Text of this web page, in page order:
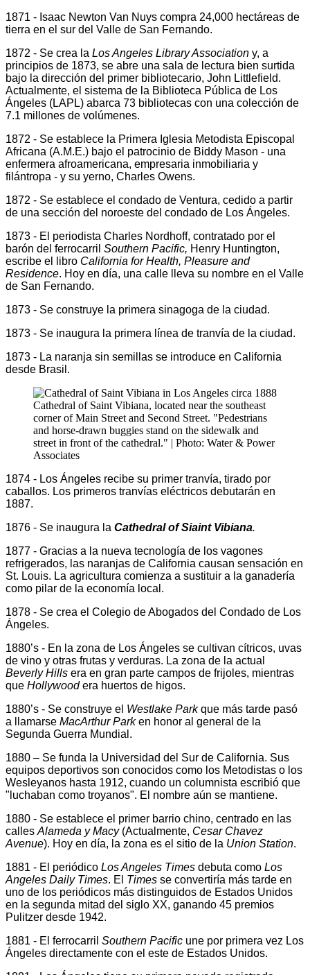
1871 - Isaac Newton Van Nuys compra 24,000 hectáreas de
tierra en el sur del Valle de San Fernando.
1872 - Se crea la Los Angeles Library Association y, a
principios de 1873, se abre una sala de lectura bien surtida
bajo la dirección del primer bibliotecario, John Littlefield.
Actualmente, el sistema de la Biblioteca Pública de Los
Ángeles (LAPL) abarca 73 bibliotecas con una colección de
7.1 millones de volúmenes.
1872 - Se establece la Primera Iglesia Metodista Episcopal
Africana (A.M.E.) bajo el patrocinio de Biddy Mason - una
enfermera afroamericana, empresaria inmobiliaria y
filántropa - y su yerno, Charles Owens.
1872 - Se establece el condado de Ventura, cedido a partir
de una sección del noroeste del condado de Los Ángeles.
1873 - El periodista Charles Nordhoff, contratado por el
barón del ferrocarril Southern Pacific, Henry Huntington,
escribe el libro California for Health, Pleasure and
Residence. Hoy en día, una calle lleva su nombre en el Valle
de San Fernando.
1873 - Se construye la primera sinagoga de la ciudad.
1873 - Se inaugura la primera línea de tranvía de la ciudad.
1873 - La naranja sin semillas se introduce en California
desde Brasil.
Cathedral of Saint Vibiana, located near the southeast
corner of Main Street and Second Street. "Pedestrians
and horse-drawn buggies stand on the sidewalk and
street in front of the cathedral." | Photo: Water & Power
Associates
1874 - Los Ángeles recibe su primer tranvía, tirado por
caballos. Los primeros tranvías eléctricos debutarán en
1887.
1876 - Se inaugura la Cathedral of Siaint Vibiana.
1877 - Gracias a la nueva tecnología de los vagones
refrigerados, las naranjas de California causan sensación en
St. Louis. La agricultura comienza a sustituir a la ganadería
como pilar de la economía local.
1878 - Se crea el Colegio de Abogados del Condado de Los
Ángeles.
1880’s - En la zona de Los Ángeles se cultivan cítricos, uvas
de vino y otras frutas y verduras. La zona de la actual
Beverly Hills era en gran parte campos de frijoles, mientras
que Hollywoodera huertos de higos.
1880’s - Se construye el Westlake Parkque más tarde pasó
a llamarse MacArthur Parken honor al general de la
Segunda Guerra Mundial.
1880 – Se funda la Universidad del Sur de California. Sus
equipos deportivos son conocidos como los Metodistas o los
Wesleyanos hasta 1912, cuando un columnista escribió que
"luchaban como troyanos". El nombre aún se mantiene.
1880 - Se establece el primer barrio chino, centrado en las
calles Alameda y Macy(Actualmente, Cesar Chavez
Avenue). Hoy en día, la zona es el sitio de la Union Station.
1881 - El periódico Los Angeles Times debuta como Los
Angeles Daily Times. El Times se convertiría más tarde en
uno de los periódicos más distinguidos de Estados Unidos
en la segunda mitad del siglo XX, ganando 45 premios
Pulitzer desde 1942.
1881 - El ferrocarril Southern Pacific une por primera vez Los
Ángeles directamente con el este de Estados Unidos.